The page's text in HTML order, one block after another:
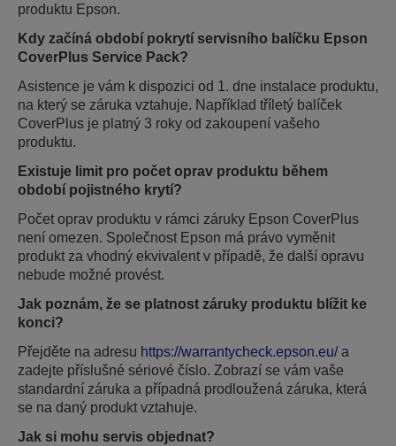
produktu Epson.
Kdy začíná období pokrytí servisního balíčku Epson
CoverPlus Service Pack?
Asistence je vám k dispozici od 1. dne instalace produktu,
na který se záruka vztahuje. Například tříletý balíček
CoverPlus je platný 3 roky od zakoupení vašeho
produktu.
Existuje limit pro počet oprav produktu během
období pojistného krytí?
Počet oprav produktu v rámci záruky Epson CoverPlus
není omezen. Společnost Epson má právo vyměnit
produkt za vhodný ekvivalent v případě, že další opravu
nebude možné provést.
Jak poznám, že se platnost záruky produktu blížit ke
konci?
Přejděte na adresu https://warrantycheck.epson.eu/a
zadejte příslušné sériové číslo. Zobrazí se vám vaše
standardní záruka a případná prodloužená záruka, která
se na daný produkt vztahuje.
Jak si mohu servis objednat?